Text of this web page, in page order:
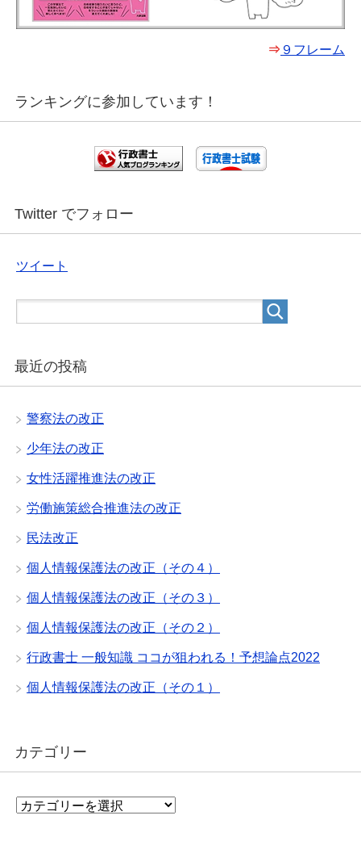
⇒ ９フレーム
ランキングに参加しています！
Twitter でフォロー
ツイート
最近の投稿
警察法の改正
少年法の改正
女性活躍推進法の改正
労働施策総合推進法の改正
民法改正
個人情報保護法の改正（その４）
個人情報保護法の改正（その３）
個人情報保護法の改正（その２）
行政書士 一般知識 ココが狙われる！予想論点2022
個人情報保護法の改正（その１）
カテゴリー
カ